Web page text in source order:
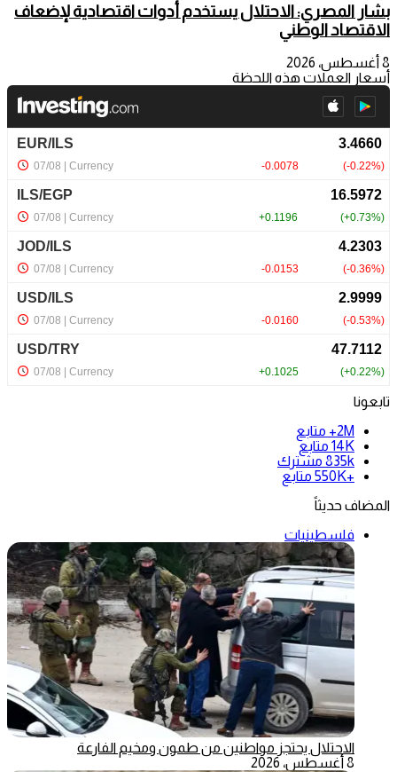
بشار المصري: الاحتلال يستخدم أدوات اقتصادية لإضعاف
الاقتصاد الوطني
8 أغسطس، 2026
أسعار العملات هذه اللحظة
تابعونا
2M+
متابع
14K متابع
835k مشترك
+550K
متابع
المضاف حديثاً
فلسطينيات
الاحتلال يحتجز مواطنين من طمون ومخيم الفارعة
8 أغسطس، 2026